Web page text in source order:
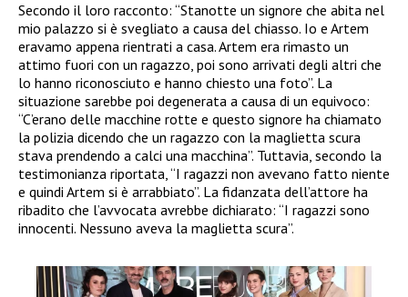
Secondo il loro racconto: “Stanotte un signore che abita nel
mio palazzo si è svegliato a causa del chiasso. Io e Artem
eravamo appena rientrati a casa. Artem era rimasto un
attimo fuori con un ragazzo, poi sono arrivati degli altri che
lo hanno riconosciuto e hanno chiesto una foto”. La
situazione sarebbe poi degenerata a causa di un equivoco:
“C’erano delle macchine rotte e questo signore ha chiamato
la polizia dicendo che un ragazzo con la maglietta scura
stava prendendo a calci una macchina”. Tuttavia, secondo la
testimonianza riportata, “I ragazzi non avevano fatto niente
e quindi Artem si è arrabbiato”. La fidanzata dell’attore ha
ribadito che l’avvocata avrebbe dichiarato: “I ragazzi sono
innocenti. Nessuno aveva la maglietta scura”.